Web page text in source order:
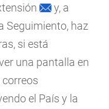
y, a
Seguimiento, haz
si está
una pantalla en
el País y la